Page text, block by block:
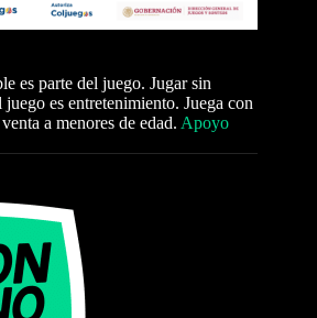
es parte del juego. Jugar sin
es entretenimiento. Juega con
a menores de edad. Apoyo